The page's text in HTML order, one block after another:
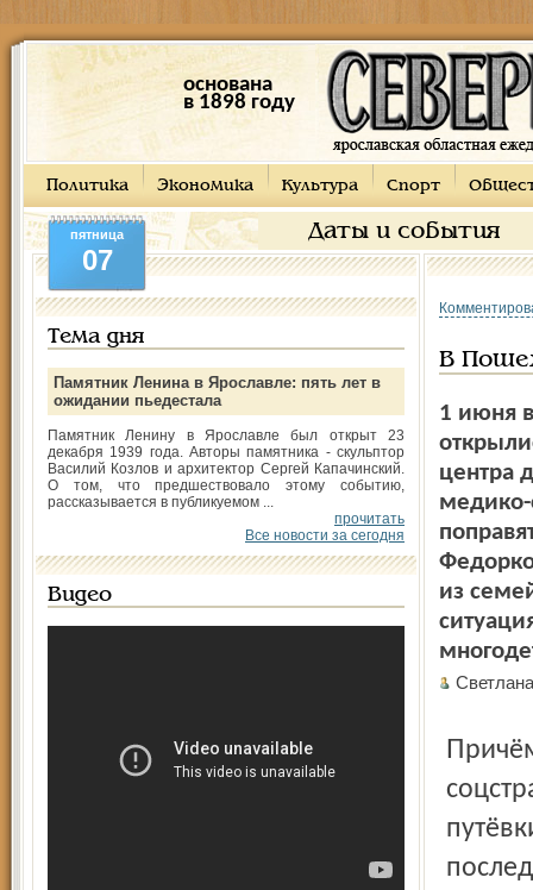
основана
в 1898 году
Политика Экономика Культура Спорт
Даты и события
пятница
07
Тема дня
Памятник Ленина в Ярославле: пять лет в
ожидании пьедестала
Памятник Ленину в Ярославле был открыт 23
декабря 1939 года. Авторы памятника - скульптор
Василий Козлов и архитектор Сергей Капачинский.
О том, что предшествовало этому событию,
рассказывается в публикуемом ...
прочитать
Все новости за сегодня
Видео
В
1 июня
центра
из
Причём путёвки в школьные лагеря полностью оплатит